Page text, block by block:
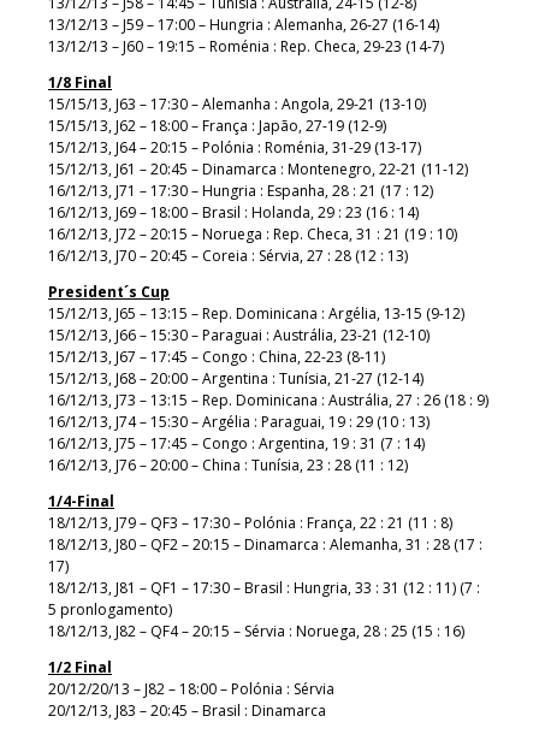
13/12/13 – J59 – 17:00 – Hungria : Alemanha, 26-27 (16-14)
13/12/13 – J60 – 19:15 – Roménia : Rep. Checa, 29-23 (14-7)
1/8 Final
15/15/13, J63 – 17:30 – Alemanha : Angola, 29-21 (13-10)
15/15/13, J62 – 18:00 – França : Japão, 27-19 (12-9)
15/12/13, J64 – 20:15 – Polónia : Roménia, 31-29 (13-17)
15/12/13, J61 – 20:45 – Dinamarca : Montenegro, 22-21 (11-12)
16/12/13, J71 – 17:30 – Hungria : Espanha, 28 : 21 (17 : 12)
16/12/13, J69 – 18:00 – Brasil : Holanda, 29 : 23 (16 : 14)
16/12/13, J72 – 20:15 – Noruega : Rep. Checa, 31 : 21 (19 : 10)
16/12/13, J70 – 20:45 – Coreia : Sérvia, 27 : 28 (12 : 13)
President´s Cup
15/12/13, J65 – 13:15 – Rep. Dominicana : Argélia, 13-15 (9-12)
15/12/13, J66 – 15:30 – Paraguai : Austrália, 23-21 (12-10)
15/12/13, J67 – 17:45 – Congo : China, 22-23 (8-11)
15/12/13, J68 – 20:00 – Argentina : Tunísia, 21-27 (12-14)
16/12/13, J73 – 13:15 – Rep. Dominicana : Austrália, 27 : 26 (18 : 9)
16/12/13, J74 – 15:30 – Argélia : Paraguai, 19 : 29 (10 : 13)
16/12/13, J75 – 17:45 – Congo : Argentina, 19 : 31 (7 : 14)
16/12/13, J76 – 20:00 – China : Tunísia, 23 : 28 (11 : 12)
1/4-Final
18/12/13, J79 – QF3 – 17:30 – Polónia : França, 22 : 21 (11 : 8)
18/12/13, J80 – QF2 – 20:15 – Dinamarca : Alemanha, 31 : 28 (17 :
17)
18/12/13, J81 – QF1 – 17:30 – Brasil : Hungria, 33 : 31 (12 : 11) (7 :
5 pronlogamento)
18/12/13, J82 – QF4 – 20:15 – Sérvia : Noruega, 28 : 25 (15 : 16)
1/2 Final
20/12/20/13 – J82 – 18:00 – Polónia : Sérvia
20/12/13, J83 – 20:45 – Brasil : Dinamarca